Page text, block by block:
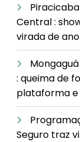
Central :
virada de ano
: queima de
plataforma
Seguro traz